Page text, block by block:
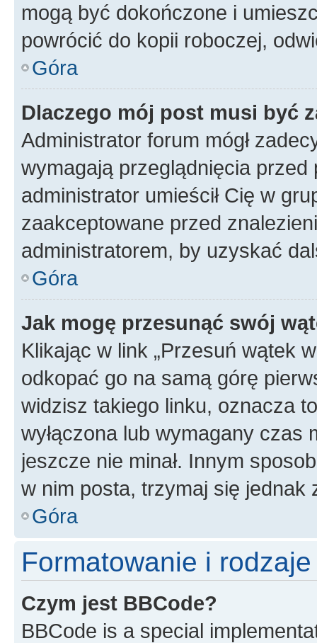
mogą być dokończone i
powrócić do kopii roboczej,
Góra
Dlaczego mój post musi być
Administrator forum mógł
wymagają przeglądnięcia
administrator umieścił Cię w
zaakceptowane przed
administratorem, by uzyskać
Góra
Jak mogę przesunąć swój
Klikając w link „Przesuń wątek
odkopać go na samą górę
widzisz takiego linku, oznacza
wyłączona lub wymagany czas
jeszcze nie minał. Innym
w nim posta, trzymaj się jednak
Góra
Formatowanie i
Czym jest BBCode?
BBCode is a special